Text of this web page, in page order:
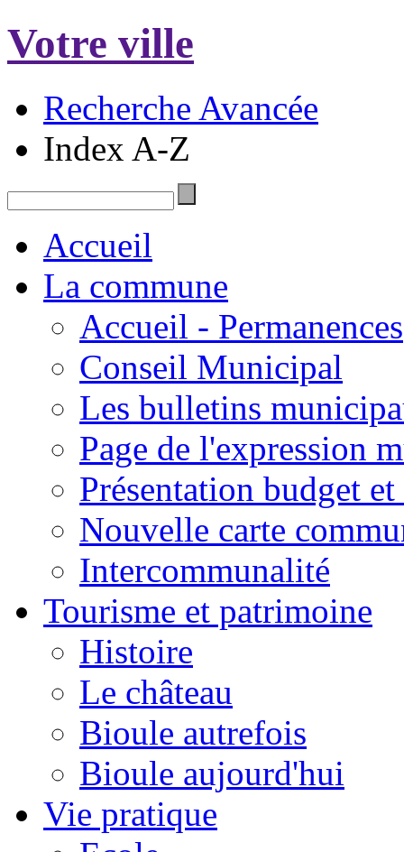
Votre ville
Recherche Avancée
Index A-Z
Accueil
La commune
Accueil - Permanences
Conseil Municipal
Les bulletins
Page de l'expression
Présentation budget
Nouvelle carte
Intercommunalité
Tourisme et patrimoine
Histoire
Le château
Bioule autrefois
Bioule aujourd'hui
Vie pratique